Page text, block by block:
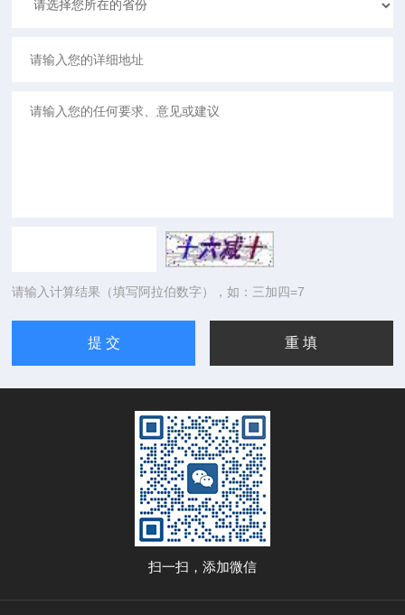
请输入计算结果（填写阿拉伯数字），如：三加四=7
扫一扫，添加微信